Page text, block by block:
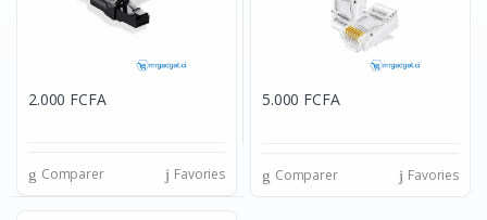
2.000 FCFA
Comparer Favories
5.000 FCFA
Comparer Favories